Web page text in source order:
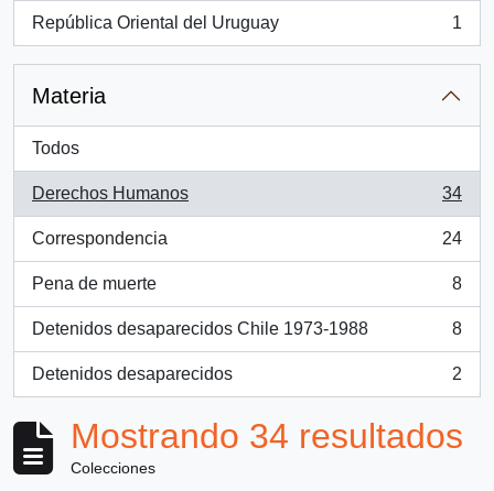
República Oriental del Uruguay
, 1 resultados
1
Materia
Todos
Derechos Humanos
, 34 resultados
34
Correspondencia
, 24 resultados
24
Pena de muerte
, 8 resultados
8
Detenidos desaparecidos Chile 1973-1988
, 8 resultados
8
Detenidos desaparecidos
, 2 resultados
2
Mostrando 34 resultados
Colecciones